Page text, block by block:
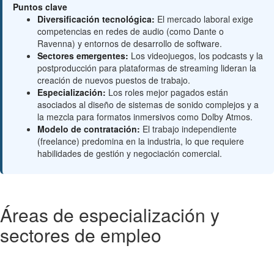
Puntos clave
Diversificación tecnológica: El mercado laboral exige
competencias en redes de audio (como Dante o
Ravenna) y entornos de desarrollo de software.
Sectores emergentes: Los videojuegos, los podcasts y la
postproducción para plataformas de streaming lideran la
creación de nuevos puestos de trabajo.
Especialización: Los roles mejor pagados están
asociados al diseño de sistemas de sonido complejos y a
la mezcla para formatos inmersivos como Dolby Atmos.
Modelo de contratación: El trabajo independiente
(freelance) predomina en la industria, lo que requiere
habilidades de gestión y negociación comercial.
Áreas de especialización y
sectores de empleo